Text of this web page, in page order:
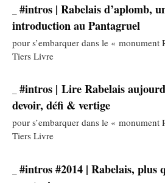
#intros | Rabelais d’aplomb,
introduction au Pantagruel
pour s’embarquer dans le « monument
Tiers Livre
#intros | Lire Rabelais
devoir, défi & vertige
pour s’embarquer dans le « monument
Tiers Livre
#intros #2014 | Rabelais, plus